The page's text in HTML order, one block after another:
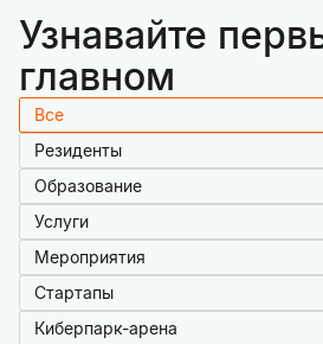
Узнавайте
главном
Все
Резиденты
Образование
Услуги
Мероприятия
Стартапы
Киберпарк-арена